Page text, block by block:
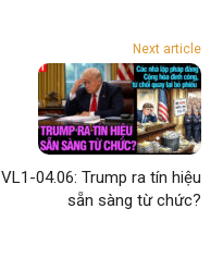
Next article
VL1-04.06: Trump ra tín hiệu
sẵn sàng từ chức?